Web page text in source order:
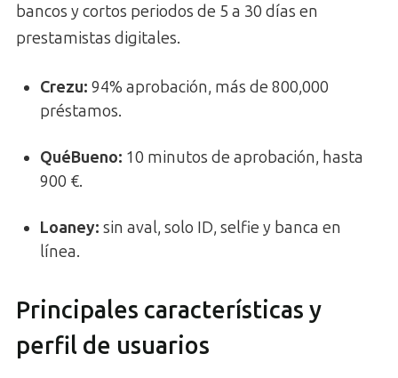
bancos y cortos periodos de 5 a 30 días en
prestamistas digitales.
Crezu: 94% aprobación, más de 800,000
préstamos.
QuéBueno: 10 minutos de aprobación, hasta
900 €.
Loaney: sin aval, solo ID, selfie y banca en
línea.
Principales características y
perfil de usuarios